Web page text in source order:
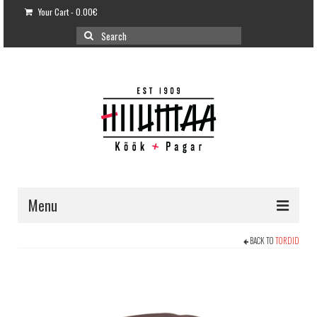
Your Cart-0.00€
Search
for:
Menu
BACK TOTORDID